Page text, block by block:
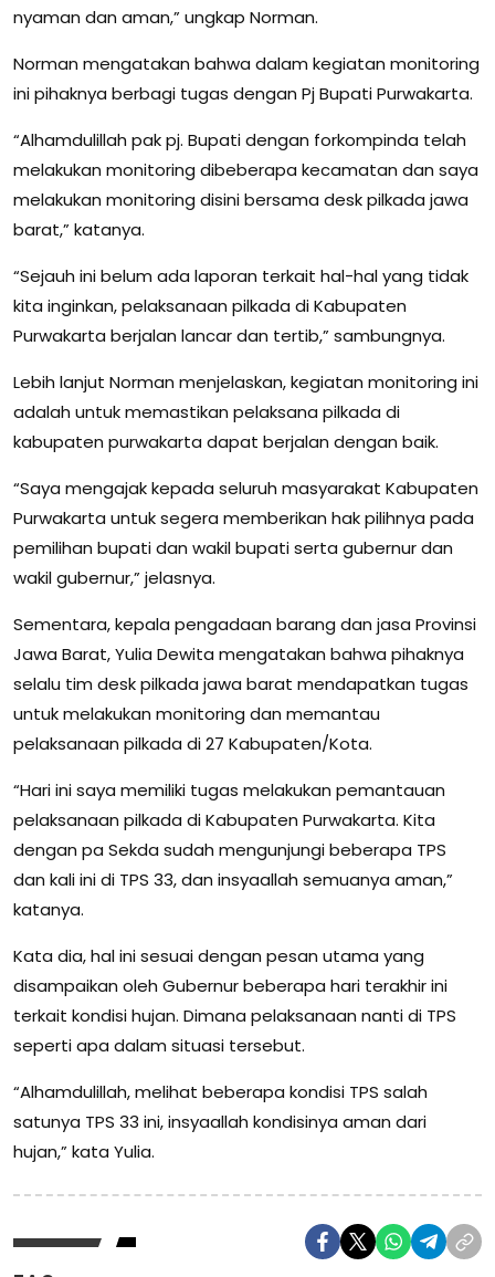
nyaman dan aman,” ungkap Norman.
Norman mengatakan bahwa dalam kegiatan monitoring
ini pihaknya berbagi tugas dengan Pj Bupati Purwakarta.
“Alhamdulillah pak pj. Bupati dengan forkompinda telah
melakukan monitoring dibeberapa kecamatan dan saya
melakukan monitoring disini bersama desk pilkada jawa
barat,” katanya.
“Sejauh ini belum ada laporan terkait hal-hal yang tidak
kita inginkan, pelaksanaan pilkada di Kabupaten
Purwakarta berjalan lancar dan tertib,” sambungnya.
Lebih lanjut Norman menjelaskan, kegiatan monitoring ini
adalah untuk memastikan pelaksana pilkada di
kabupaten purwakarta dapat berjalan dengan baik.
“Saya mengajak kepada seluruh masyarakat Kabupaten
Purwakarta untuk segera memberikan hak pilihnya pada
pemilihan bupati dan wakil bupati serta gubernur dan
wakil gubernur,” jelasnya.
Sementara, kepala pengadaan barang dan jasa Provinsi
Jawa Barat, Yulia Dewita mengatakan bahwa pihaknya
selalu tim desk pilkada jawa barat mendapatkan tugas
untuk melakukan monitoring dan memantau
pelaksanaan pilkada di 27 Kabupaten/Kota.
“Hari ini saya memiliki tugas melakukan pemantauan
pelaksanaan pilkada di Kabupaten Purwakarta. Kita
dengan pa Sekda sudah mengunjungi beberapa TPS
dan kali ini di TPS 33, dan insyaallah semuanya aman,”
katanya.
Kata dia, hal ini sesuai dengan pesan utama yang
disampaikan oleh Gubernur beberapa hari terakhir ini
terkait kondisi hujan. Dimana pelaksanaan nanti di TPS
seperti apa dalam situasi tersebut.
“Alhamdulillah, melihat beberapa kondisi TPS salah
satunya TPS 33 ini, insyaallah kondisinya aman dari
hujan,” kata Yulia.